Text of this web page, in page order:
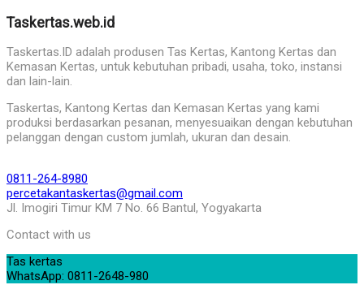
Taskertas.web.id
Taskertas.ID adalah produsen Tas Kertas, Kantong Kertas dan
Kemasan Kertas, untuk kebutuhan pribadi, usaha, toko, instansi
dan lain-lain.
Taskertas, Kantong Kertas dan Kemasan Kertas yang kami
produksi berdasarkan pesanan, menyesuaikan dengan kebutuhan
pelanggan dengan custom jumlah, ukuran dan desain.
0811-264-8980
percetakantaskertas@gmail.com
Jl. Imogiri Timur KM 7 No. 66 Bantul, Yogyakarta
Contact with us
Tas kertas
WhatsApp: 0811-2648-980